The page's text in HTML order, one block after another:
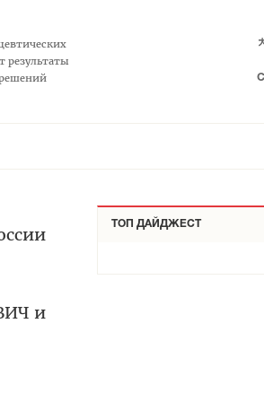
результаты
и
ТОП ДАЙДЖЕСТ